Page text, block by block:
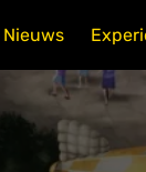
Nieuws